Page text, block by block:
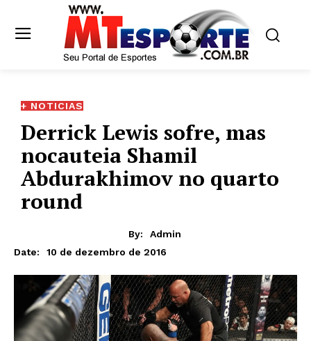
+ NOTICIAS
Derrick Lewis sofre, mas
nocauteia Shamil
Abdurakhimov no quarto
round
By:
Admin
Date:
10 de dezembro de 2016